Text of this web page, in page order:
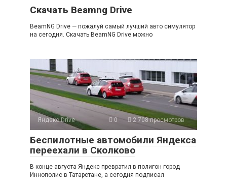
Скачать Beamng Drive
BeamNG Drive — пожалуй самый лучший авто симулятор
на сегодня. Скачать BeamNG Drive можно
Яндекс.Drive 0 2 708 просмотров
Беспилотные автомобили Яндекса
переехали в Сколково
В конце августа Яндекс превратил в полигон город
Иннополис в Татарстане, а сегодня подписал